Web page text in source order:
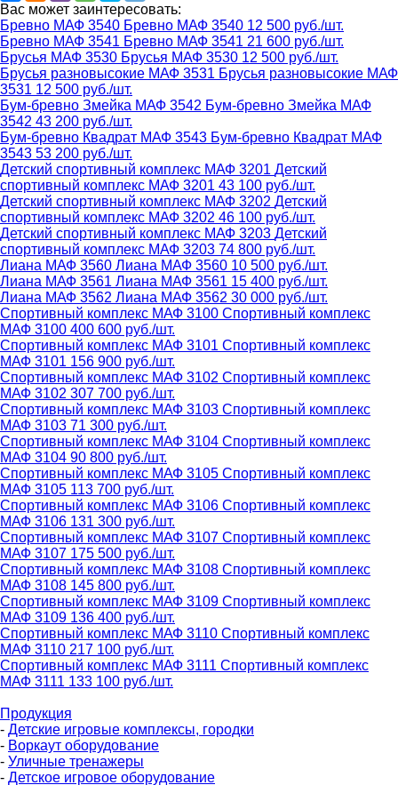
Вас может заинтересовать:
Бревно МАФ 3540 Бревно МАФ 3540 12 500 руб./шт.
Бревно МАФ 3541 Бревно МАФ 3541 21 600 руб./шт.
Брусья МАФ 3530 Брусья МАФ 3530 12 500 руб./шт.
Брусья разновысокие МАФ 3531 Брусья разновысокие МАФ
3531 12 500 руб./шт.
Бум-бревно Змейка МАФ 3542 Бум-бревно Змейка МАФ
3542 43 200 руб./шт.
Бум-бревно Квадрат МАФ 3543 Бум-бревно Квадрат МАФ
3543 53 200 руб./шт.
Детский спортивный комплекс МАФ 3201 Детский
спортивный комплекс МАФ 3201 43 100 руб./шт.
Детский спортивный комплекс МАФ 3202 Детский
спортивный комплекс МАФ 3202 46 100 руб./шт.
Детский спортивный комплекс МАФ 3203 Детский
спортивный комплекс МАФ 3203 74 800 руб./шт.
Лиана МАФ 3560 Лиана МАФ 3560 10 500 руб./шт.
Лиана МАФ 3561 Лиана МАФ 3561 15 400 руб./шт.
Лиана МАФ 3562 Лиана МАФ 3562 30 000 руб./шт.
Спортивный комплекс МАФ 3100 Спортивный комплекс
МАФ 3100 400 600 руб./шт.
Спортивный комплекс МАФ 3101 Спортивный комплекс
МАФ 3101 156 900 руб./шт.
Спортивный комплекс МАФ 3102 Спортивный комплекс
МАФ 3102 307 700 руб./шт.
Спортивный комплекс МАФ 3103 Спортивный комплекс
МАФ 3103 71 300 руб./шт.
Спортивный комплекс МАФ 3104 Спортивный комплекс
МАФ 3104 90 800 руб./шт.
Спортивный комплекс МАФ 3105 Спортивный комплекс
МАФ 3105 113 700 руб./шт.
Спортивный комплекс МАФ 3106 Спортивный комплекс
МАФ 3106 131 300 руб./шт.
Спортивный комплекс МАФ 3107 Спортивный комплекс
МАФ 3107 175 500 руб./шт.
Спортивный комплекс МАФ 3108 Спортивный комплекс
МАФ 3108 145 800 руб./шт.
Спортивный комплекс МАФ 3109 Спортивный комплекс
МАФ 3109 136 400 руб./шт.
Спортивный комплекс МАФ 3110 Спортивный комплекс
МАФ 3110 217 100 руб./шт.
Спортивный комплекс МАФ 3111 Спортивный комплекс
МАФ 3111 133 100 руб./шт.
Продукция
- Детские игровые комплексы, городки
- Воркаут оборудование
- Уличные тренажеры
- Детское игровое оборудование